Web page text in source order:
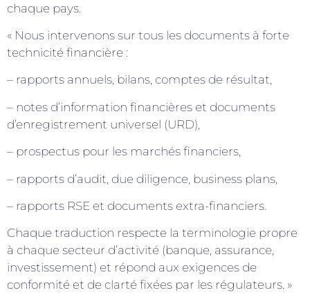
chaque pays.
« Nous intervenons sur tous les documents à forte
technicité financière :
– rapports annuels, bilans, comptes de résultat,
– notes d’information financières et documents
d’enregistrement universel (URD),
– prospectus pour les marchés financiers,
– rapports d’audit, due diligence, business plans,
– rapports RSE et documents extra-financiers.
Chaque traduction respecte la terminologie propre
à chaque secteur d’activité (banque, assurance,
investissement) et répond aux exigences de
conformité et de clarté fixées par les régulateurs. »